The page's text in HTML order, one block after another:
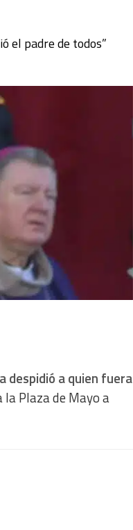
el padre de todos”
despidió a quien fuera
la Plaza de Mayo a